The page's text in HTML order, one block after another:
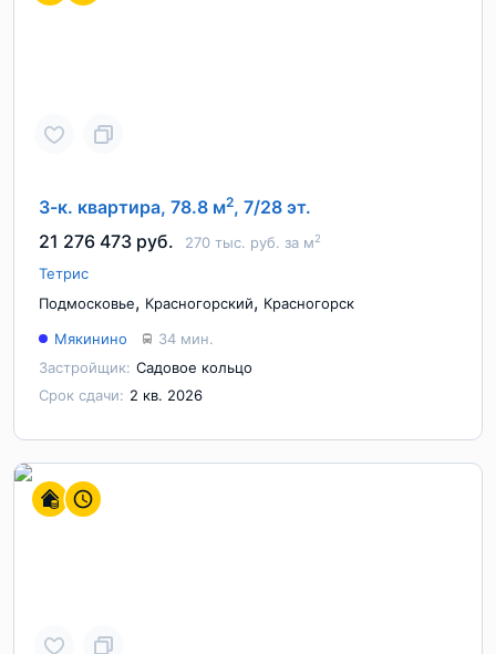
3-к. квартира, 78.8 м2, 7/28 эт.
21 276 473 руб.
270 тыс. руб. за м2
Тетрис
Подмосковье, Красногорский, Красногорск
Мякинино
34 мин.
Застройщик: Садовое кольцо
Срок сдачи: 2 кв. 2026